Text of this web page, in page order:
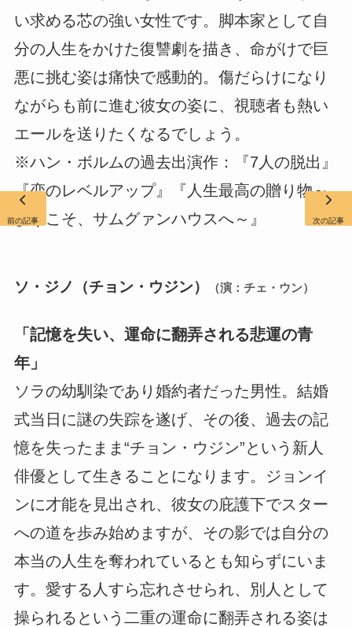
い求める芯の強い女性です。脚本家として自
分の人生をかけた復讐劇を描き、命がけで巨
悪に挑む姿は痛快で感動的。傷だらけになり
ながらも前に進む彼女の姿に、視聴者も熱い
エールを送りたくなるでしょう。
※ハン・ボルムの過去出演作：『7人の脱出』
『恋のレベルアップ』『人生最高の贈り物～
ようこそ、サムグァンハウスへ～』
ソ・ジノ（チョン・ウジン） （演：チェ・ウン）
「記憶を失い、運命に翻弄される悲運の青
年」
ソラの幼馴染であり婚約者だった男性。結婚
式当日に謎の失踪を遂げ、その後、過去の記
憶を失ったまま“チョン・ウジン”という新人
俳優として生きることになります。ジョンイ
ンに才能を見出され、彼女の庇護下でスター
への道を歩み始めますが、その影では自分の
本当の人生を奪われているとも知らずにいま
す。愛する人すら忘れさせられ、別人として
操られるという二重の運命に翻弄される姿は
前の記事 次の記事